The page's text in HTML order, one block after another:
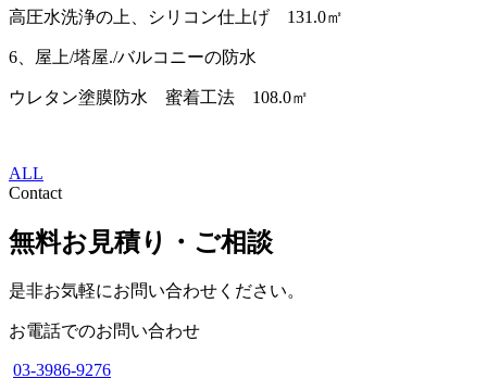
高圧水洗浄の上、シリコン仕上げ 131.0㎡
6、屋上/塔屋./バルコニーの防水
ウレタン塗膜防水 蜜着工法 108.0㎡
ALL
Contact
無料お見積り・ご相談
是非お気軽にお問い合わせください。
お電話でのお問い合わせ
03-3986-9276